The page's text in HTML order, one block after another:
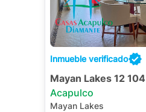
Inmueble verificado
Mayan Lakes 12 104
Acapulco
Mayan Lakes